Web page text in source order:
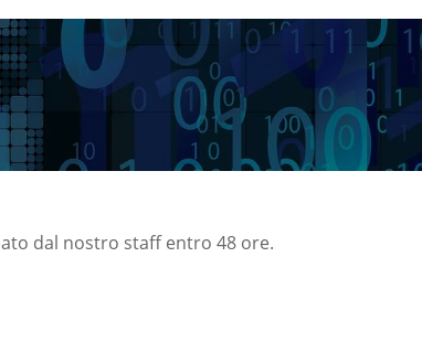
dal nostro staff entro 48 ore.